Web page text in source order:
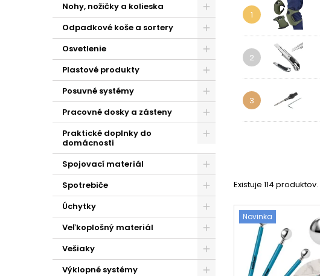
Nohy, nožičky a kolieska
Odpadkové koše a sortery
Osvetlenie
Plastové produkty
Posuvné systémy
Pracovné dosky a zásteny
Praktické doplnky do
domácnosti
Spojovací materiál
Spotrebiče
Úchytky
Veľkoplošný materiál
Vešiaky
Výklopné systémy
1
2
3
Existuje 114 produktov.
Novinka